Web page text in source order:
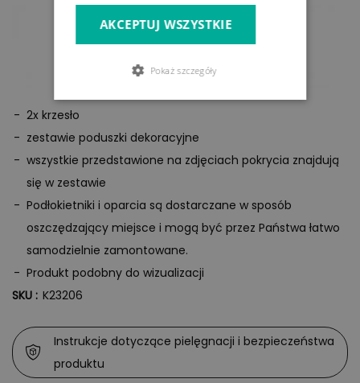
2x krzesło
zestawie poduszki dekoracyjne
wszystkie przedstawione na zdjęciach pokrycia znajdują
się w zestawie
Podłokietniki i oparcia są dostarczane w sposób
oszczędzający miejsce i mogą być przez Państwa łatwo
samodzielnie zamontowane.
Produkt podobny do wizualizacji
SKU : K23206
Instrukcje dotyczące pielęgnacji i bezpieczeństwa
produktu
AKCEPTUJ WSZYSTKIE
Pokaż szczegóły